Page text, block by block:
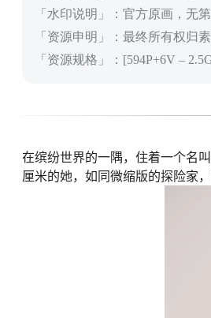
「水印说明」：官方原画，无
「资源申明」：最终所有权归
「资源规格」：[594P+6V –
在缤纷世界的一隅，住着一个名
厘米的她，如同微缩版的探险家